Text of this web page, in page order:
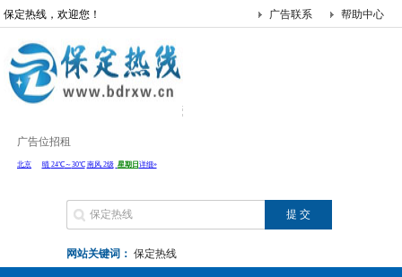
保定热线，欢迎您！ 帮助中心
广告联系
广告位招租
网站关键词： 保定热线